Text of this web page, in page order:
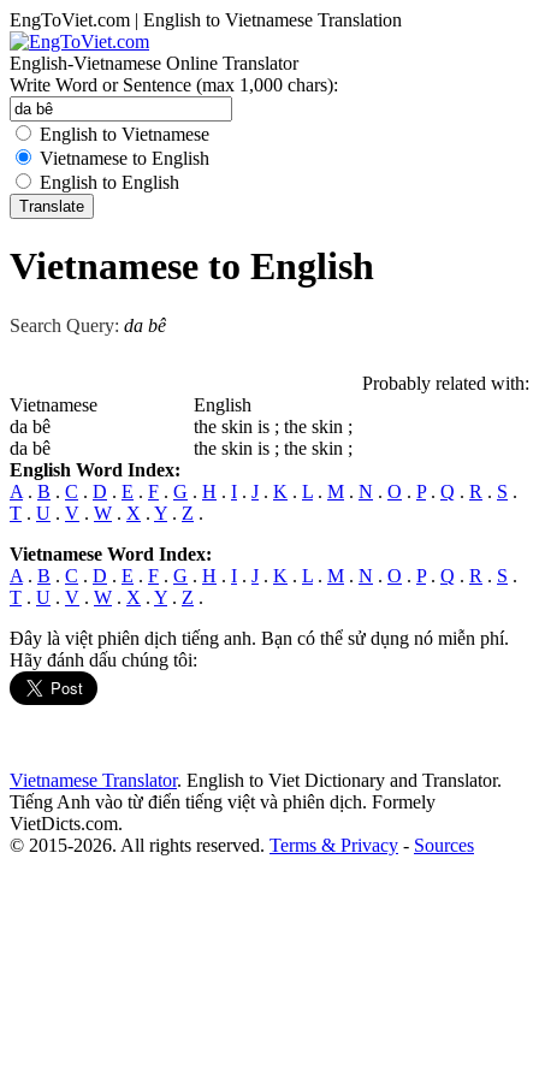
EngToViet.com | English to Vietnamese Translation
English-Vietnamese Online Translator
Write Word or Sentence (max 1,000 chars):
English to Vietnamese
Vietnamese to English
English to English
Vietnamese to English
Search Query: da bê
Probably related with:
Vietnamese
English
da bê
the skin is ; the skin ;
da bê
the skin is ; the skin ;
English Word Index:
A . B . C . D . E . F . G . H . I . J . K . L . M . N . O . P. Q . R . S .
T . U . V . W . X . Y . Z .
Vietnamese Word Index:
A . B . C . D . E . F . G . H . I . J . K . L . M . N . O . P. Q . R . S .
T . U . V . W . X . Y . Z .
Đây là việt phiên dịch tiếng anh. Bạn có thể sử dụng nó miễn phí.
Hãy đánh dấu chúng tôi:
Vietnamese Translator. English to Viet Dictionary and Translator.
Tiếng Anh vào từ điển tiếng việt và phiên dịch. Formely
VietDicts.com.
© 2015-2026. All rights reserved. Terms & Privacy - Sources